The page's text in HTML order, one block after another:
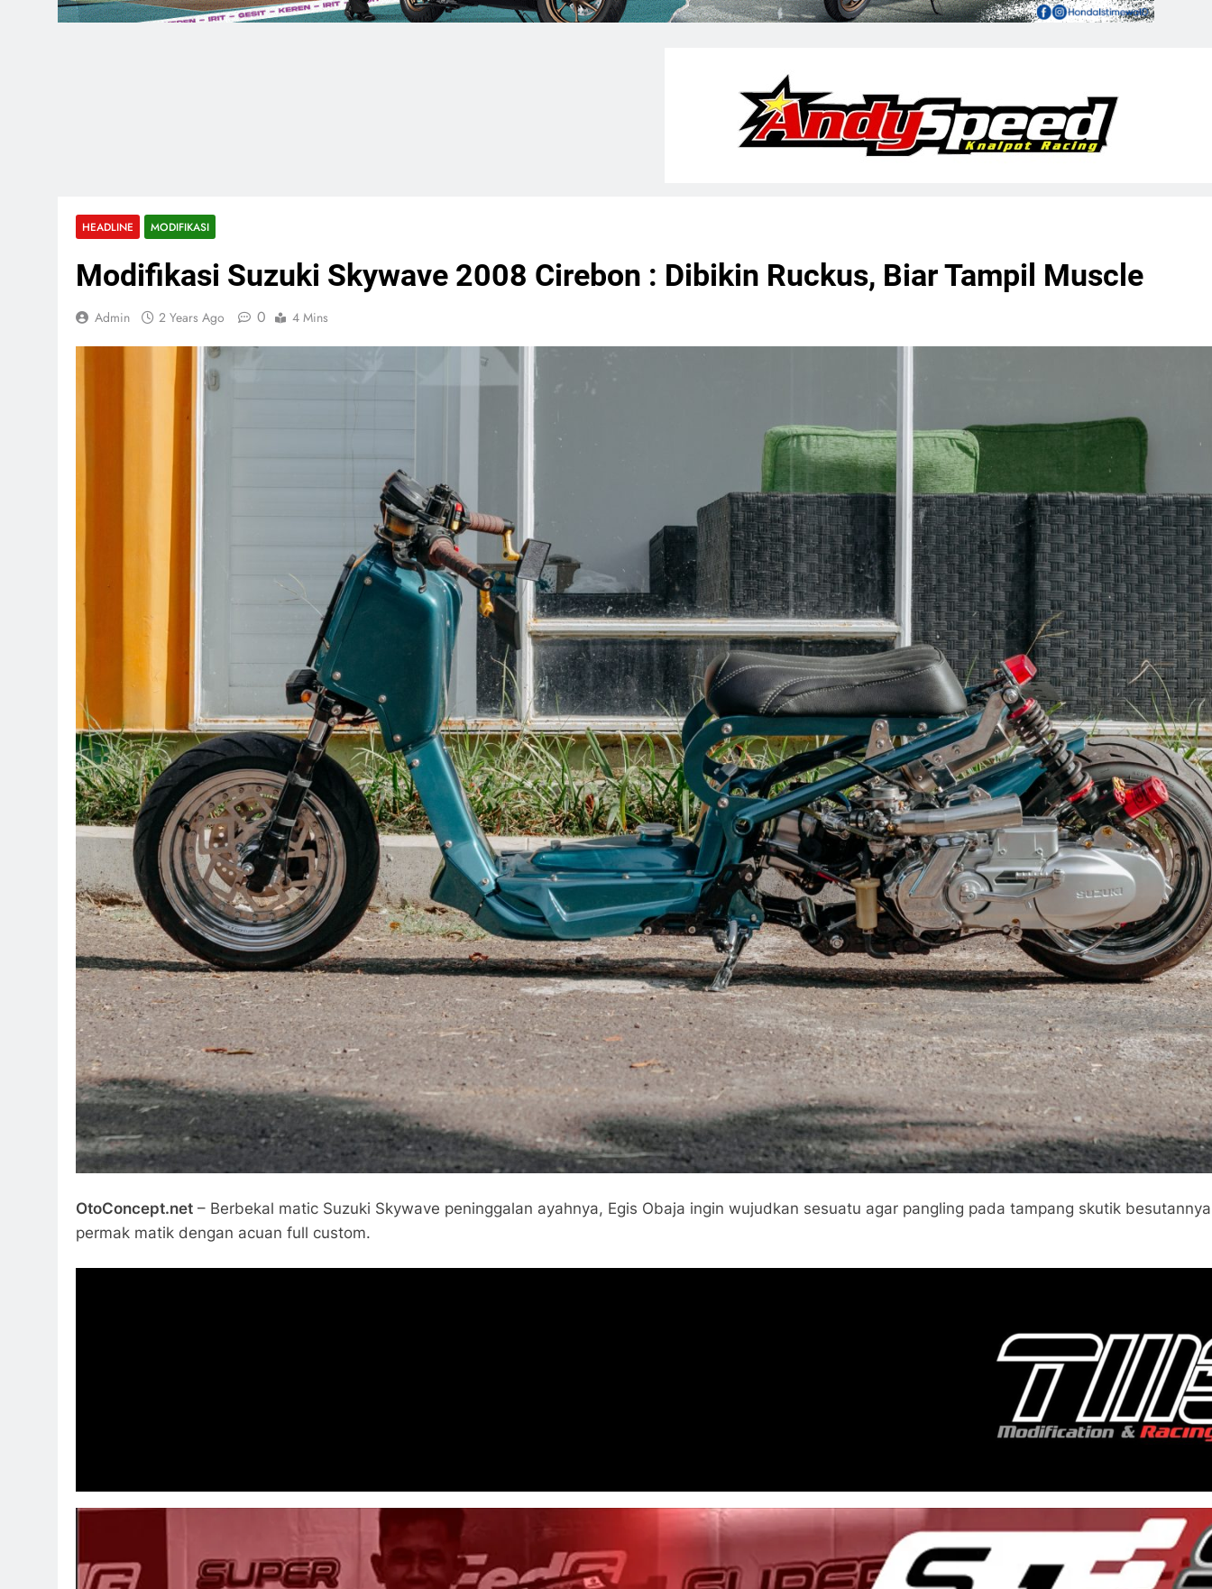
HEADLINE MODIFIKASI
Modifikasi Suzuki Skywave 2008 Cirebon : Dibikin Ruckus, Biar Tampil Muscle
Admin 2 Years Ago 0 4 Mins
OtoConcept.net – Berbekal matic Suzuki Skywave peninggalan ayahnya, Egis Obaja ingin wujudkan sesuatu agar pangling pada tampang skutik
permak matik dengan acuan full custom.